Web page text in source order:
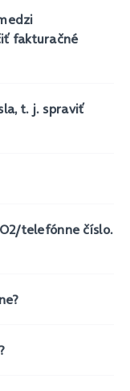
fakturačné
t. j. spraviť
telefónne číslo.